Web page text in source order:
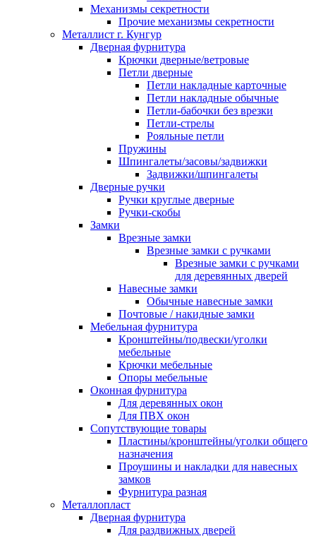
Механизмы секретности
Прочие механизмы секретности
Металлист г. Кунгур
Дверная фурнитура
Крючки дверные/ветровые
Петли дверные
Петли накладные карточные
Петли накладные обычные
Петли-бабочки без врезки
Петли-стрелы
Рояльные петли
Пружины
Шпингалеты/засовы/задвижки
Задвижки/шпингалеты
Дверные ручки
Ручки круглые дверные
Ручки-скобы
Замки
Врезные замки
Врезные замки с ручками
Врезные замки с ручками
для деревянных дверей
Навесные замки
Обычные навесные замки
Почтовые / накидные замки
Мебельная фурнитура
Кронштейны/подвески/уголки
мебельные
Крючки мебельные
Опоры мебельные
Оконная фурнитура
Для деревянных окон
Для ПВХ окон
Сопутствующие товары
Пластины/кронштейны/уголки общего
назначения
Проушины и накладки для навесных
замков
Фурнитура разная
Металлопласт
Дверная фурнитура
Для раздвижных дверей